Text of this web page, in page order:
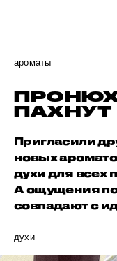
ароматы
ПАХНУТ
Пригласили
новых
духи для всех
А ощущения
совпадают с
духи